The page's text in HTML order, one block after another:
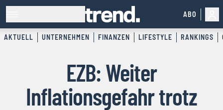
ABO
AKTUELL UNTERNEHMEN FINANZEN LIFESTYLE RANKINGS
EZB: Weiter
Inflationsgefahr trotz